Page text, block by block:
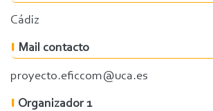
Cádiz
Mail contacto
proyecto.eficcom@uca.es
Organizador 1